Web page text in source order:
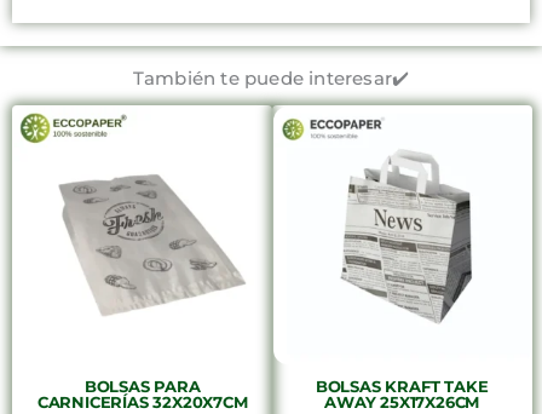
También te puede interesar✔️
BOLSAS PARA
CARNICERÍAS 32X20X7CM
BOLSAS KRAFT TAKE
AWAY 25X17X26CM